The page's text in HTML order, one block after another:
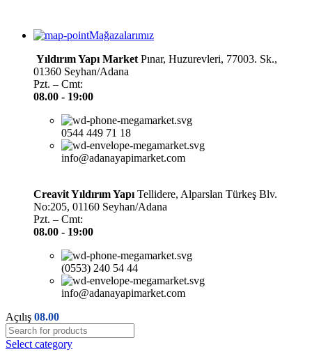
Mağazalarımız
Yıldırım Yapı Market Pınar, Huzurevleri, 77003. Sk.,
01360 Seyhan/Adana
Pzt. – Cmt:
08.00 - 19:00
0544 449 71 18
info@adanayapimarket.com
Creavit Yıldırım Yapı Tellidere, Alparslan Türkeş Blv.
No:205, 01160 Seyhan/Adana
Pzt. – Cmt:
08.00 - 19:00
(0553) 240 54 44
info@adanayapimarket.com
Açılış 08.00
Select category